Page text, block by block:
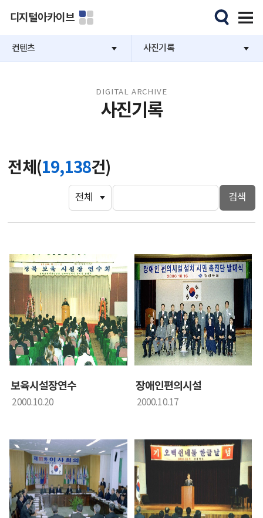
디지털아카이브
컨텐츠 사진기록
DIGITAL ARCHIVE
사진기록
전체(19,138건)
검색
보육시설장연수
2000.10.20
장애인편의시설
2000.10.17